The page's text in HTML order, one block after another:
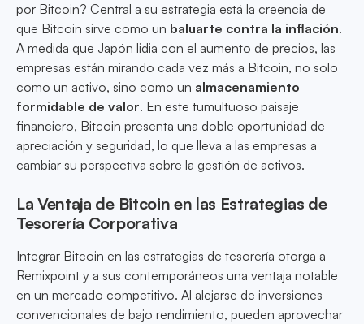
por Bitcoin? Central a su estrategia está la creencia de
que Bitcoin sirve como un baluarte contra la inflación.
A medida que Japón lidia con el aumento de precios, las
empresas están mirando cada vez más a Bitcoin, no solo
como un activo, sino como un almacenamiento
formidable de valor. En este tumultuoso paisaje
financiero, Bitcoin presenta una doble oportunidad de
apreciación y seguridad, lo que lleva a las empresas a
cambiar su perspectiva sobre la gestión de activos.
La Ventaja de Bitcoin en las Estrategias de
Tesorería Corporativa
Integrar Bitcoin en las estrategias de tesorería otorga a
Remixpoint y a sus contemporáneos una ventaja notable
en un mercado competitivo. Al alejarse de inversiones
convencionales de bajo rendimiento, pueden aprovechar